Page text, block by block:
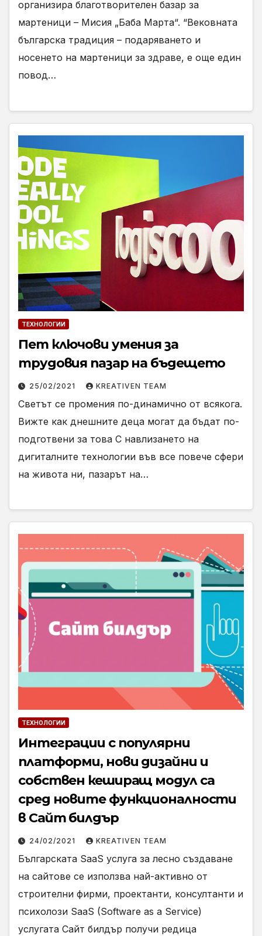
организира благотворителен базар за
мартеници – Мисия „Баба Марта“. “Вековната
българска традиция – подаряването и
носенето на мартеници за здраве, е още един
повод…
ТЕХНОЛОГИИ
Пет ключови умения за
трудовия пазар на бъдещето
25/02/2021 KREATIVEN TEAM
Светът се промения по-динамично от всякога.
Вижте как днешните деца могат да бъдат по-
подготвени за това С навлизането на
дигиталните технологии във все повече сфери
на живота ни, пазарът на…
ТЕХНОЛОГИИ
Интеграции с популярни
платформи, нови дизайни и
собствен кеширащ модул са
сред новите функционалности
в Сайт билдър
24/02/2021 KREATIVEN TEAM
Българската SaaS услуга за лесно създаване
на сайтове се използва най-активно от
строителни фирми, проектанти, консултанти и
психолози SaaS (Software as a Service)
услугата Сайт билдър получи редица